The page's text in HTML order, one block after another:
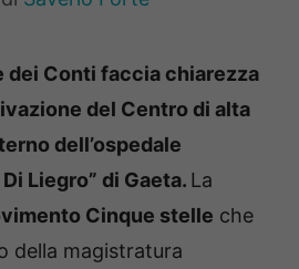
dei Conti faccia chiarezza
del Centro di alta
dell’ospedale
Liegro” di Gaeta. La
Cinque stelle che
della magistratura